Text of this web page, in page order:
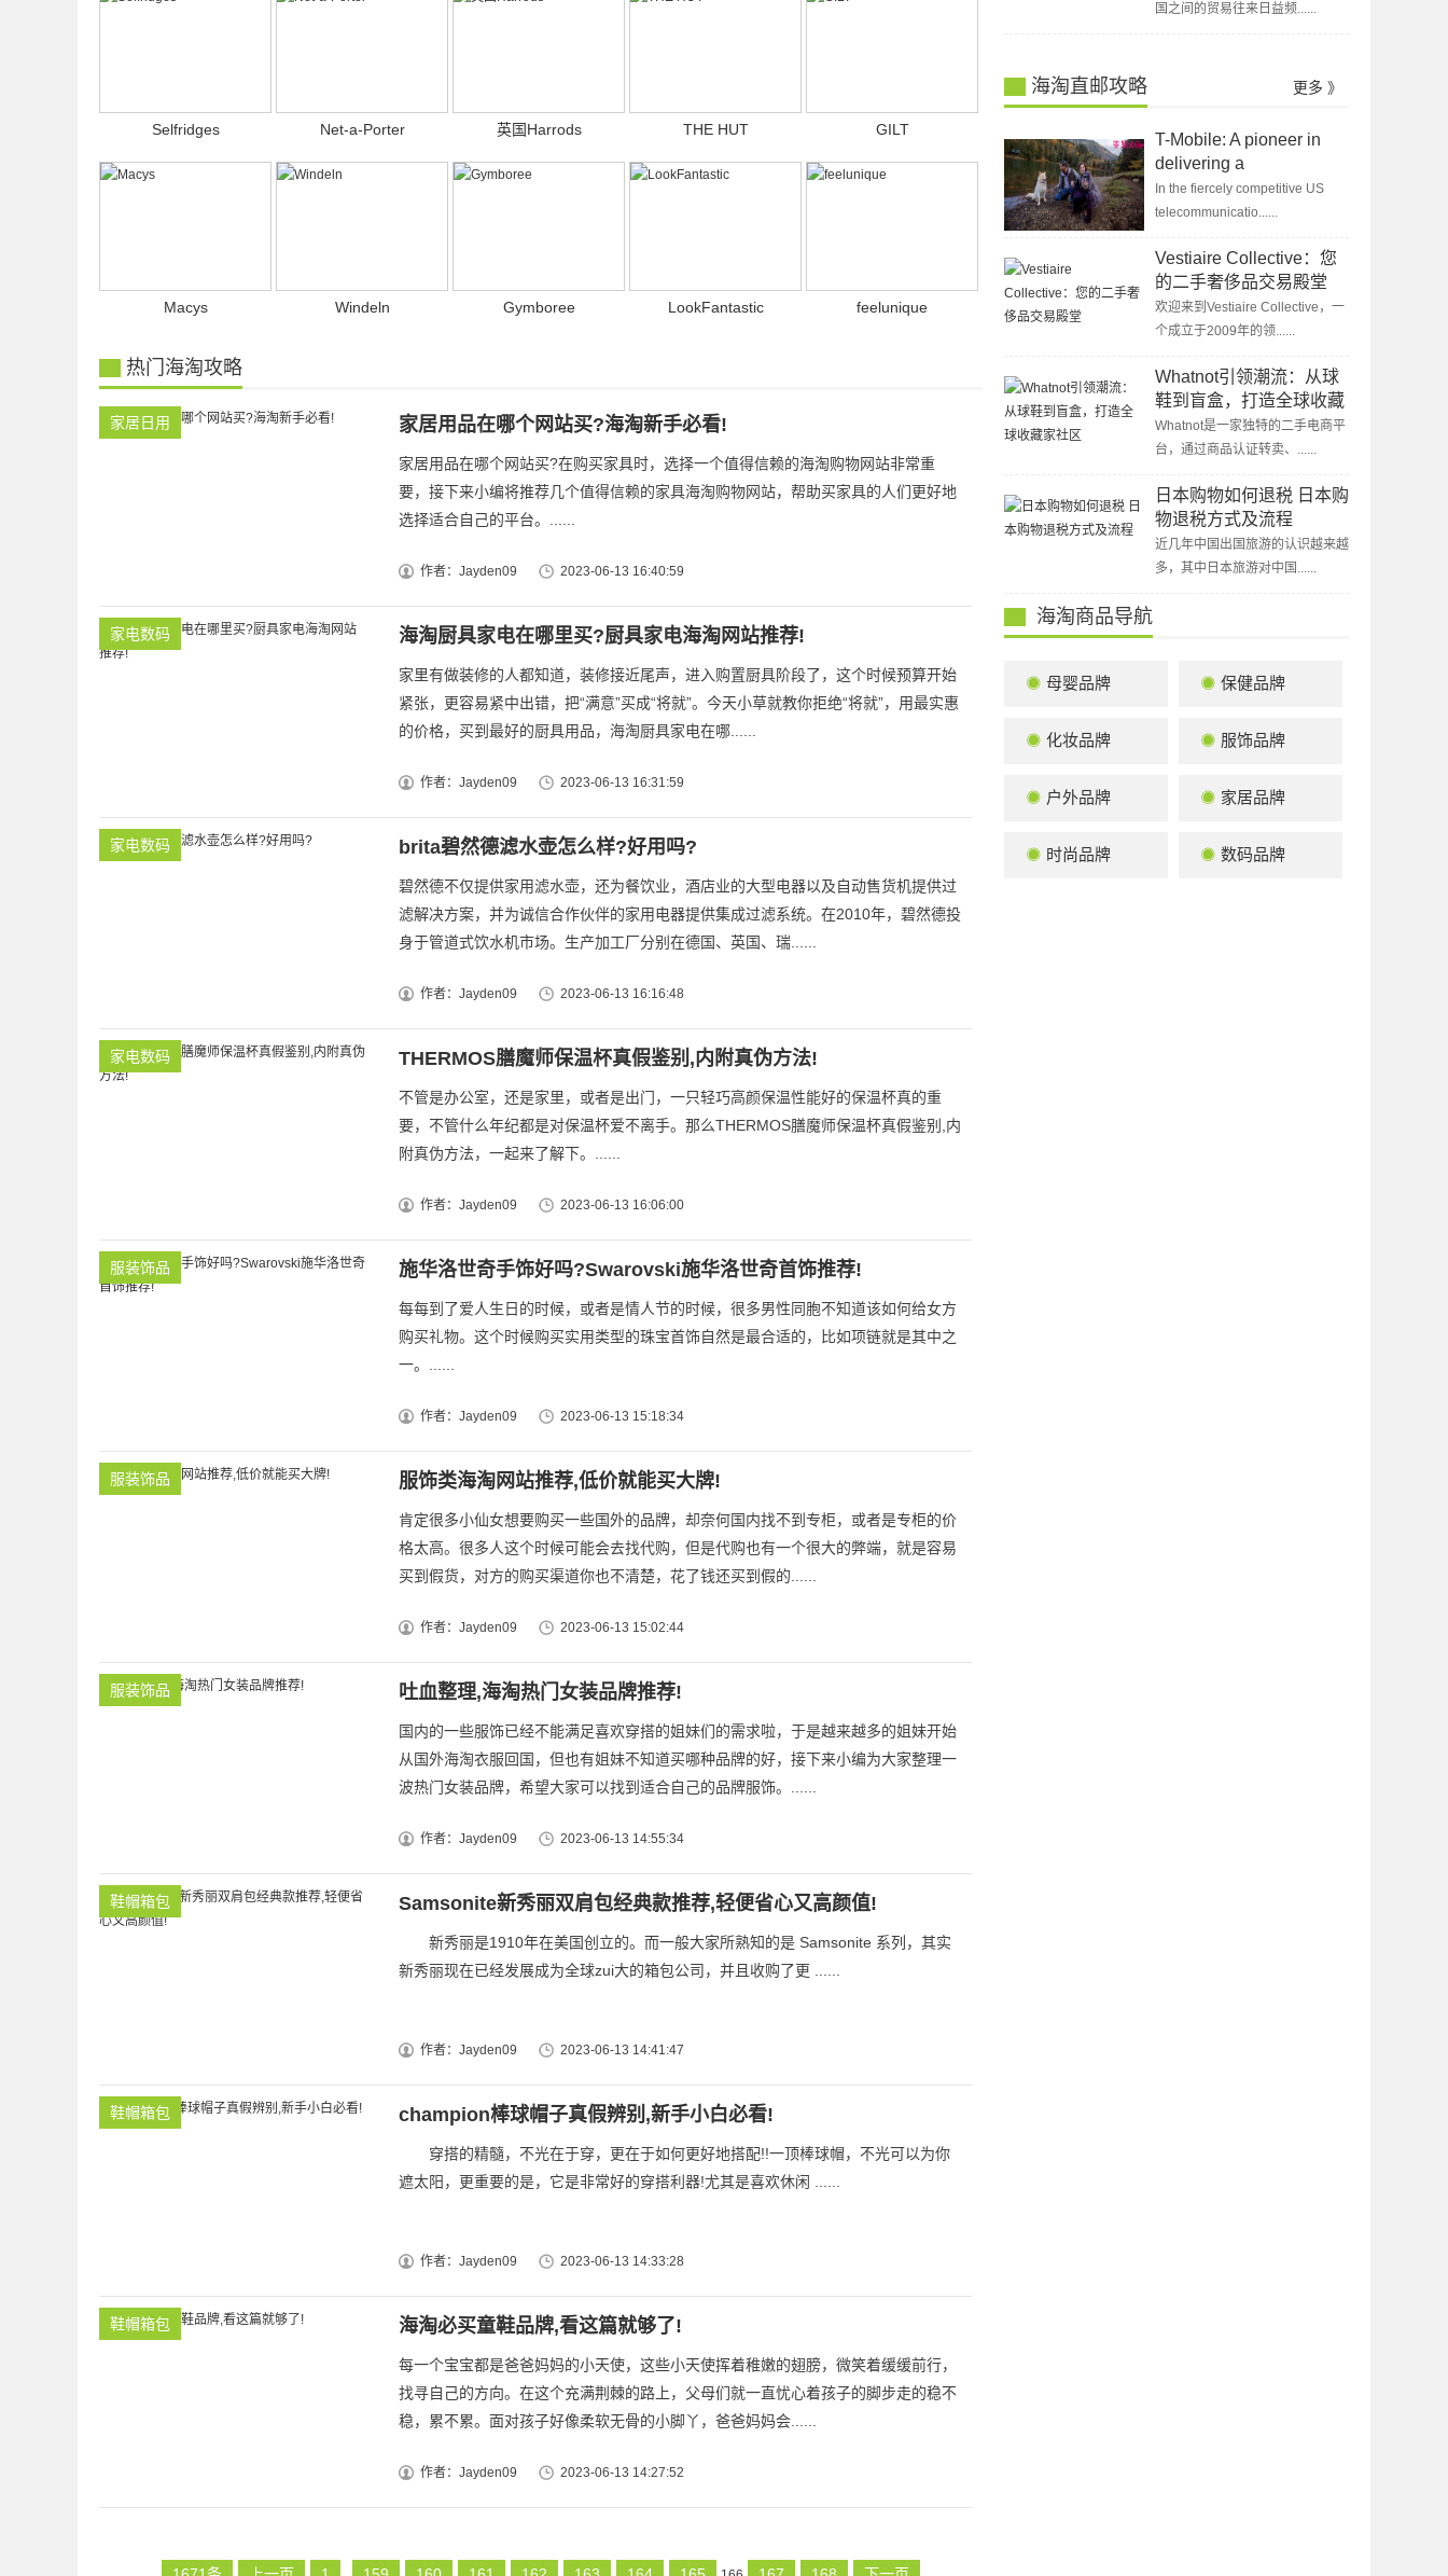
Selfridges Net-a-Porter 英国Harrods THE HUT GILT
Macys Windeln Gymboree LookFantastic feelunique
热门海淘攻略
家居日用 家居用品在哪个网站买?海淘新手必看!
家居用品在哪个网站买?在购买家具时，选择一个值得信赖的海淘购物网站非常重
要，接下来小编将推荐几个值得信赖的家具海淘购物网站，帮助买家具的人们更好地
选择适合自己的平台。......
作者：Jayden09 2023-06-13 16:40:59
家电数码 海淘厨具家电在哪里买?厨具家电海淘网站推荐!
家里有做装修的人都知道，装修接近尾声，进入购置厨具阶段了，这个时候预算开始
紧张，更容易紧中出错，把“满意”买成“将就”。今天小草就教你拒绝“将就”，用最实惠
的价格，买到最好的厨具用品，海淘厨具家电在哪......
作者：Jayden09 2023-06-13 16:31:59
家电数码 brita碧然德滤水壶怎么样?好用吗?
碧然德不仅提供家用滤水壶，还为餐饮业，酒店业的大型电器以及自动售货机提供过
滤解决方案，并为诚信合作伙伴的家用电器提供集成过滤系统。在2010年，碧然德投
身于管道式饮水机市场。生产加工厂分别在德国、英国、瑞......
作者：Jayden09 2023-06-13 16:16:48
家电数码 THERMOS膳魔师保温杯真假鉴别,内附真伪方法!
不管是办公室，还是家里，或者是出门，一只轻巧高颜保温性能好的保温杯真的重
要，不管什么年纪都是对保温杯爱不离手。那么THERMOS膳魔师保温杯真假鉴别,内
附真伪方法，一起来了解下。......
作者：Jayden09 2023-06-13 16:06:00
服装饰品 施华洛世奇手饰好吗?Swarovski施华洛世奇首饰推荐!
每每到了爱人生日的时候，或者是情人节的时候，很多男性同胞不知道该如何给女方
购买礼物。这个时候购买实用类型的珠宝首饰自然是最合适的，比如项链就是其中之
一。......
作者：Jayden09 2023-06-13 15:18:34
服装饰品 服饰类海淘网站推荐,低价就能买大牌!
肯定很多小仙女想要购买一些国外的品牌，却奈何国内找不到专柜，或者是专柜的价
格太高。很多人这个时候可能会去找代购，但是代购也有一个很大的弊端，就是容易
买到假货，对方的购买渠道你也不清楚，花了钱还买到假的......
作者：Jayden09 2023-06-13 15:02:44
服装饰品 吐血整理,海淘热门女装品牌推荐!
国内的一些服饰已经不能满足喜欢穿搭的姐妹们的需求啦，于是越来越多的姐妹开始
从国外海淘衣服回国，但也有姐妹不知道买哪种品牌的好，接下来小编为大家整理一
波热门女装品牌，希望大家可以找到适合自己的品牌服饰。......
作者：Jayden09 2023-06-13 14:55:34
鞋帽箱包 Samsonite新秀丽双肩包经典款推荐,轻便省心又高颜值!
新秀丽是1910年在美国创立的。而一般大家所熟知的是 Samsonite 系列，其实
新秀丽现在已经发展成为全球zui大的箱包公司，并且收购了更 ......
作者：Jayden09 2023-06-13 14:41:47
鞋帽箱包 champion棒球帽子真假辨别,新手小白必看!
穿搭的精髓，不光在于穿，更在于如何更好地搭配!!一顶棒球帽，不光可以为你
遮太阳，更重要的是，它是非常好的穿搭利器!尤其是喜欢休闲 ......
作者：Jayden09 2023-06-13 14:33:28
鞋帽箱包 海淘必买童鞋品牌,看这篇就够了!
每一个宝宝都是爸爸妈妈的小天使，这些小天使挥着稚嫩的翅膀，微笑着缓缓前行，
找寻自己的方向。在这个充满荆棘的路上，父母们就一直忧心着孩子的脚步走的稳不
稳，累不累。面对孩子好像柔软无骨的小脚丫，爸爸妈妈会......
作者：Jayden09 2023-06-13 14:27:52
国之间的贸易往来日益频......
海淘直邮攻略 更多 》
T-Mobile: A pioneer in
delivering a
comprehensive customer
experience,
network and services
In the fiercely competitive US
telecommunicatio......
Vestiaire Collective：您
的二手奢侈品交易殿堂
欢迎来到Vestiaire Collective，一
个成立于2009年的领......
Whatnot引领潮流：从球
鞋到盲盒，打造全球收藏
家社区
Whatnot是一家独特的二手电商平
台，通过商品认证转卖、......
日本购物如何退税 日本购
物退税方式及流程
近几年中国出国旅游的认识越来越
多，其中日本旅游对中国......
海淘商品导航
母婴品牌 保健品牌
化妆品牌 服饰品牌
户外品牌 家居品牌
时尚品牌 数码品牌